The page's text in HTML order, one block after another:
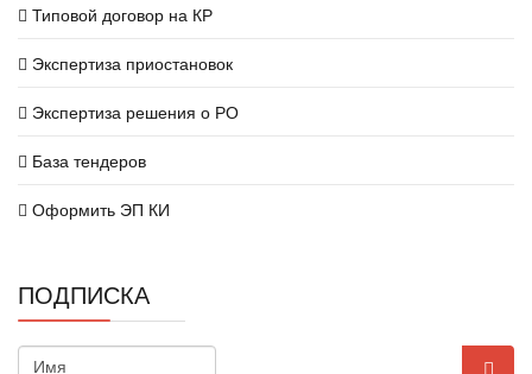
Типовой договор на КР
Экспертиза приостановок
Экспертиза решения о РО
База тендеров
Оформить ЭП КИ
ПОДПИСКА